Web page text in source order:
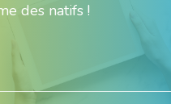
des natifs !